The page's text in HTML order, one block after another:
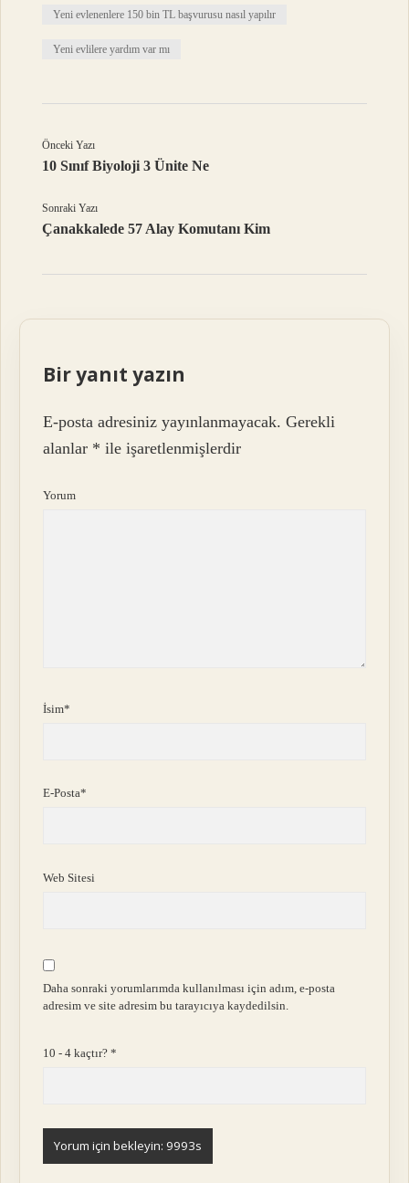
Yeni evlenenlere 150 bin TL başvurusu nasıl yapılır
Yeni evlilere yardım var mı
Önceki Yazı
10 Sınıf Biyoloji 3 Ünite Ne
Sonraki Yazı
Çanakkalede 57 Alay Komutanı Kim
Bir yanıt yazın
E-posta adresiniz yayınlanmayacak. Gerekli
alanlar * ile işaretlenmişlerdir
Yorum
İsim*
E-Posta*
Web Sitesi
Daha sonraki yorumlarımda kullanılması için adım, e-posta
adresim ve site adresim bu tarayıcıya kaydedilsin.
10 - 4 kaçtır?*